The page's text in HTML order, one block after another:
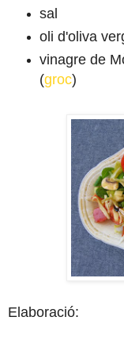
sal
oli d'oliva
vinagre de
(groc)
Elaboració: